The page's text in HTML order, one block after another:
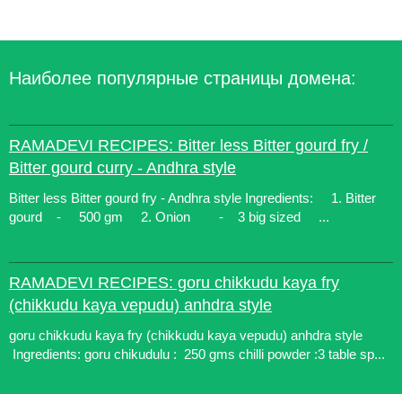
Наиболее популярные страницы домена:
RAMADEVI RECIPES: Bitter less Bitter gourd fry /
Bitter gourd curry - Andhra style
Bitter less Bitter gourd fry - Andhra style Ingredients: 1. Bitter
gourd - 500 gm 2. Onion - 3 big sized ...
RAMADEVI RECIPES: goru chikkudu kaya fry
(chikkudu kaya vepudu) anhdra style
goru chikkudu kaya fry (chikkudu kaya vepudu) anhdra style
Ingredients: goru chikudulu : 250 gms chilli powder :3 table sp...